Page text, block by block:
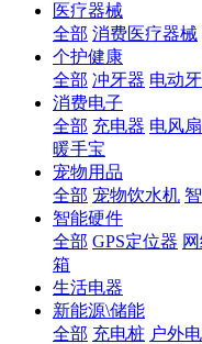
医疗器械
全部 消费医疗器械
个护健康
全部 冲牙器 电动
消费电子
全部 充电器 电风扇
暖手宝
宠物用品
全部 宠物饮水机
智能硬件
全部 GPS定位器
箱
生活电器
新能源\储能
全部 充电桩 户外